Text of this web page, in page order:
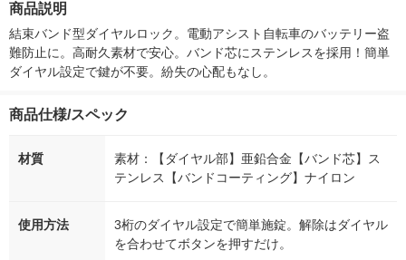
商品説明
結束バンド型ダイヤルロック。電動アシスト自転車のバッテリー盗
難防止に。高耐久素材で安心。バンド芯にステンレスを採用！簡単
ダイヤル設定で鍵が不要。紛失の心配もなし。
商品仕様/スペック
材質
素材：【ダイヤル部】亜鉛合金【バンド芯】ス
テンレス【バンドコーティング】ナイロン
使用方法
3桁のダイヤル設定で簡単施錠。解除はダイヤル
を合わせてボタンを押すだけ。